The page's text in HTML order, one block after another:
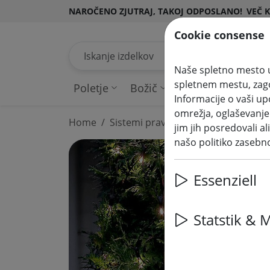
NAROČENO ZJUTRAJ, TAKOJ ODPOSLANO! VEČ
Poletje Božič Pravljične lučke
Home Sistemi pravljičnih luči 230V
Cookie consense
Naše spletno mesto
spletnem mestu,
Informacije o vaši
omrežja,
jim jih posredovali
našo politiko
Essenziell
Statstik &